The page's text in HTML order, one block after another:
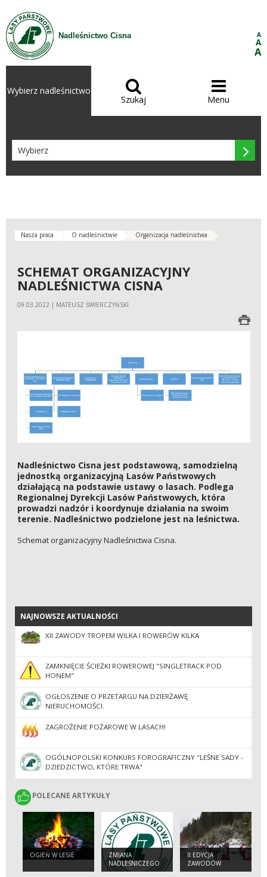
Przejdź do treści
Nadleśnictwo Cisna A
A
A
Wybierz nadleśnictwo 
Szukaj

Menu

Nasza praca O nadleśnictwie Organizacja nadleśnictwa
SCHEMAT ORGANIZACYJNY
NADLEŚNICTWA CISNA
09.03.2022 | MATEUSZ ŚWIERCZYŃSKI
Nadleśnictwo Cisna jest podstawową, samodzielną
jednostką organizacyjną Lasów Państwowych
działającą na podstawie ustawy o lasach. Podlega
Regionalnej Dyrekcji Lasów Państwowych, która
prowadzi nadzór i koordynuje działania na swoim
terenie. Nadleśnictwo podzielone jest na leśnictwa.
Schemat organizacyjny Nadleśnictwa Cisna.
NAJNOWSZE AKTUALNOŚCI
NAJNOWSZE AKTUALNOŚCI
XII ZAWODY TROPEM WILKA I ROWERÓW KILKA
ZAMKNIĘCIE ŚCIEŻKI ROWEROWEJ "SINGLETRACK POD
HONEM"
OGŁOSZENIE O PRZETARGU NA DZIERŻAWĘ
NIERUCHOMOŚCI.
ZAGROŻENIE POŻAROWE W LASACH!
OGÓLNOPOLSKI KONKURS FOROGRAFICZNY "LEŚNE SADY -
DZIEDZICTWO, KTÓRE TRWA"
POLECANE ARTYKUŁY
POLECANE ARTYKUŁY
OGIEŃ W LESIE
ZMIANA
NADLEŚNICZEGO
NADLEŚNICTWA
II EDYCJA
ZAWODÓW
TROPEM WILKA